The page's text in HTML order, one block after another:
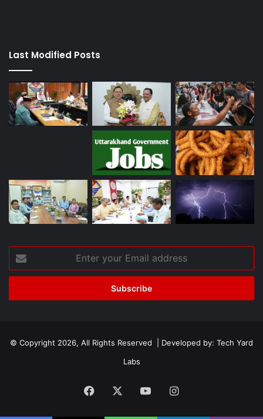
Last Modified Posts
Enter
your
Email
© Copyright 2026, All Rights Reserved | Developed by: Tech Yard
Labs
Facebook YouTubeInstagram